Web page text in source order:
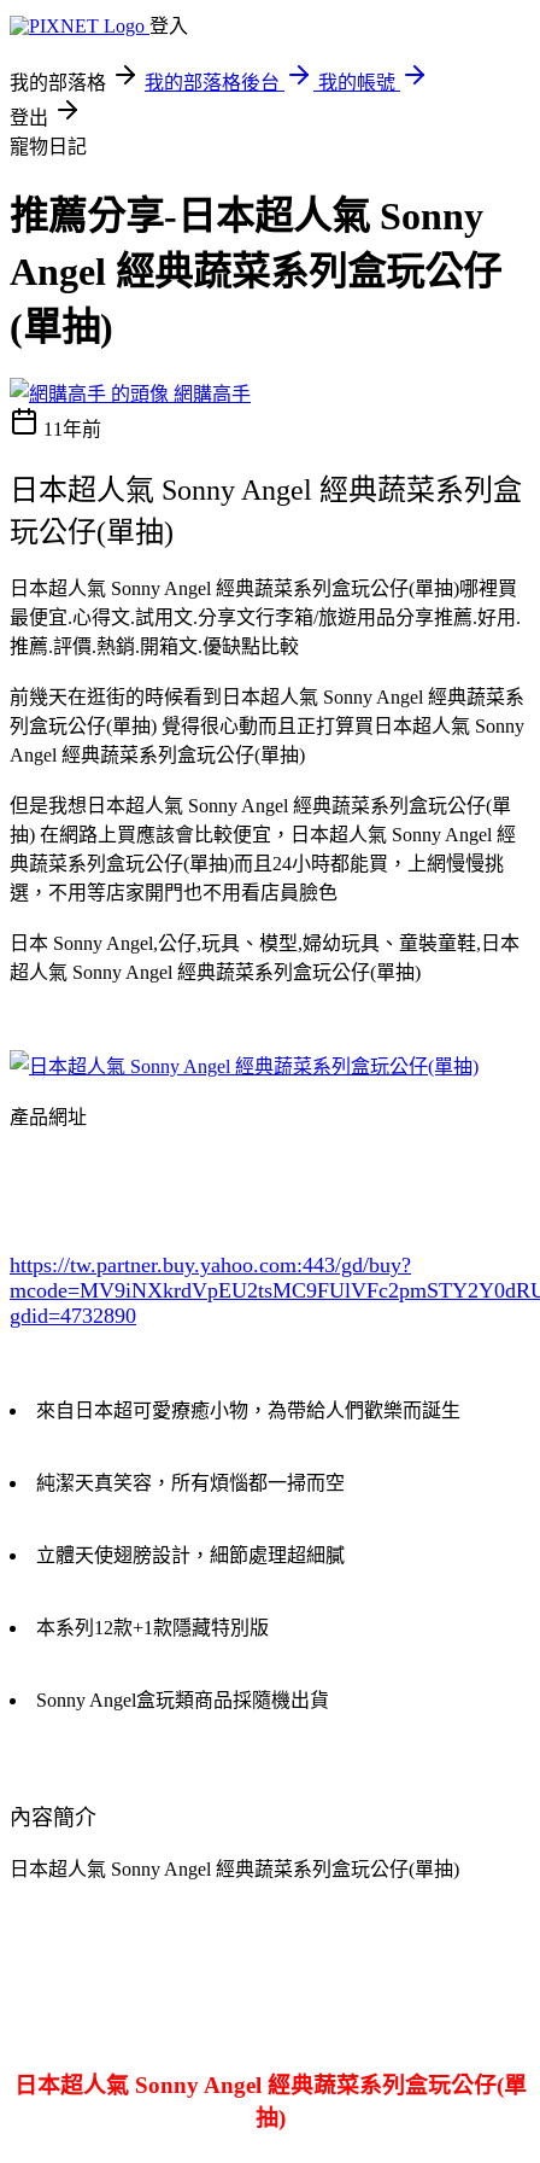
登入
我的部落格 我的部落格後台
我的帳號
登出
寵物日記
推薦分享-日本超人氣 Sonny
Angel 經典蔬菜系列盒玩公仔
(單抽)
網購高手
11年前
日本超人氣 Sonny Angel 經典蔬菜系列盒
玩公仔(單抽)
日本超人氣 Sonny Angel 經典蔬菜系列盒玩公仔(單抽)哪裡買
最便宜.心得文.試用文.分享文行李箱/旅遊用品分享推薦.好用.
推薦.評價.熱銷.開箱文.優缺點比較
前幾天在逛街的時候看到日本超人氣 Sonny Angel 經典蔬菜系
列盒玩公仔(單抽) 覺得很心動而且正打算買日本超人氣 Sonny
Angel 經典蔬菜系列盒玩公仔(單抽)
但是我想日本超人氣 Sonny Angel 經典蔬菜系列盒玩公仔(單
抽) 在網路上買應該會比較便宜，日本超人氣 Sonny Angel 經
典蔬菜系列盒玩公仔(單抽)而且24小時都能買，上網慢慢挑
選，不用等店家開門也不用看店員臉色
日本 Sonny Angel,公仔,玩具、模型,婦幼玩具、童裝童鞋,日本
超人氣 Sonny Angel 經典蔬菜系列盒玩公仔(單抽)
產品網址
https://tw.partner.buy.yahoo.com:443/gd/buy?
gdid=4732890
來自日本超可愛療癒小物，為帶給人們歡樂而誕生
純潔天真笑容，所有煩惱都一掃而空
立體天使翅膀設計，細節處理超細膩
本系列12款+1款隱藏特別版
Sonny Angel盒玩類商品採隨機出貨
內容簡介
日本超人氣 Sonny Angel 經典蔬菜系列盒玩公仔(單抽)
日本超人氣 Sonny Angel 經典蔬菜系列盒玩公仔(單
抽)